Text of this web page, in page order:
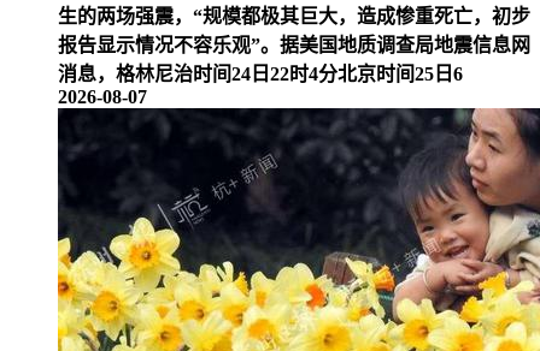
生的两场强震，“规模都极其巨大，造成惨重死亡，初步
报告显示情况不容乐观”。据美国地质调查局地震信息网
消息，格林尼治时间24日22时4分北京时间25日6
2026-08-07